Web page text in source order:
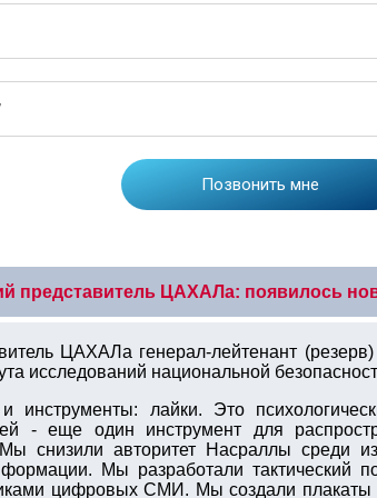
представитель ЦАХАЛа: появилось
ЦАХАЛа генерал-лейтенант
исследований национальной
лайки. Это
- еще один инструмент для
снизили авторитет Насраллы среди
Мы разработали тактический
цифровых СМИ. Мы создали